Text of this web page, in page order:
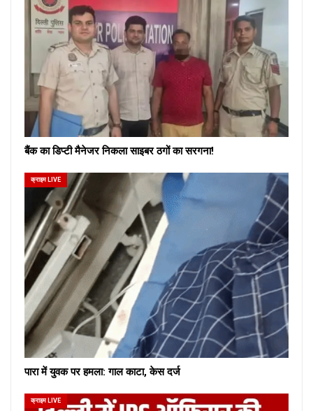
बैंक का डिप्टी मैनेजर निकला साइबर ठगों का सरगना!
क्राइम LIVE
पारा में युवक पर हमला: गाल काटा, केस दर्ज
क्राइम LIVE